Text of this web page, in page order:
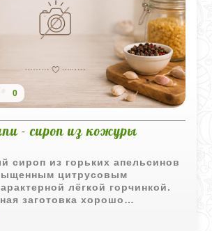
0
- сироп из кожуры
сироп из горьких апельсинов
цитрусовым
лёгкой горчинкой.
заготовка хорошо
чаем и домашними десертами.